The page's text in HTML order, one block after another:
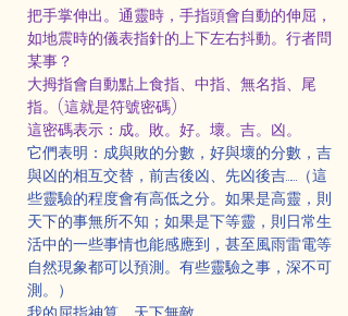
把手掌伸出。通靈時，手指頭會自動的伸屈，
如地震時的儀表指針的上下左右抖動。行者問
某事？
大拇指會自動點上食指、中指、無名指、尾
指。(這就是符號密碼)
這密碼表示：成。敗。好。壞。吉。凶。
它們表明：成與敗的分數，好與壞的分數，吉
與凶的相互交替，前吉後凶、先凶後吉……（這
些靈驗的程度會有高低之分。如果是高靈，則
天下的事無所不知；如果是下等靈，則日常生
活中的一些事情也能感應到，甚至風雨雷電等
自然現象都可以預測。有些靈驗之事，深不可
測。）